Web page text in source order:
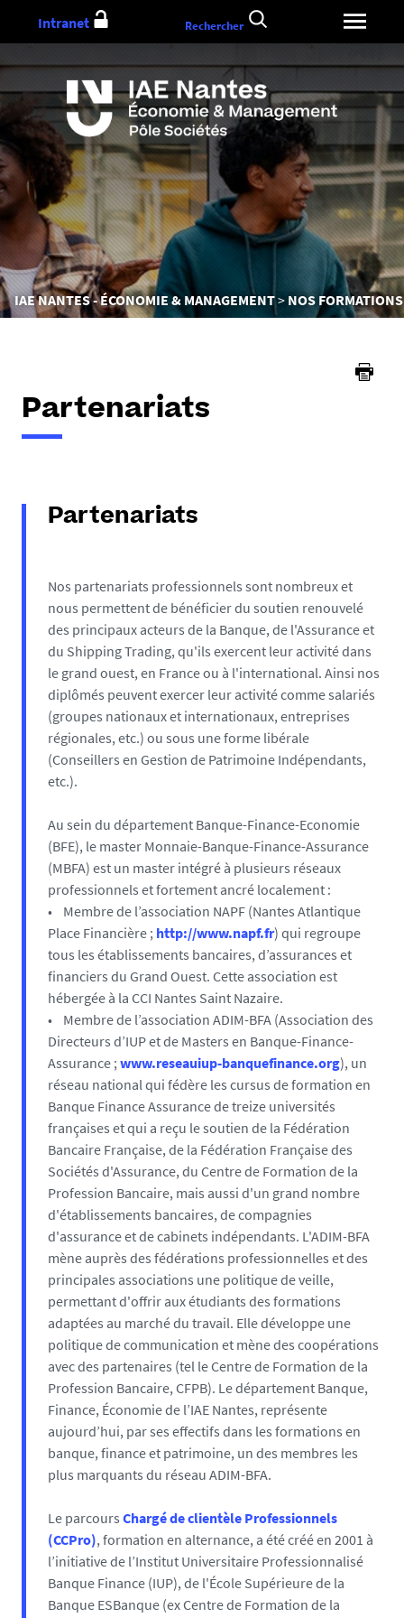
au
Vous
êtes
IAE NANTES - ÉCONOMIE & MANAGEMENT NOS FORMATIONS
Intranet Rechercher
Partenariats
Partenariats
Nos partenariats professionnels sont nombreux et
nous permettent de bénéficier du soutien renouvelé
des principaux acteurs de la Banque, de l'Assurance et
du Shipping Trading, qu'ils exercent leur activité dans
le grand ouest, en France ou à l'international. Ainsi nos
diplômés peuvent exercer leur activité comme salariés
(groupes nationaux et internationaux, entreprises
régionales, etc.) ou sous une forme libérale
(Conseillers en Gestion de Patrimoine Indépendants,
etc.).
Au sein du département Banque-Finance-Economie
(BFE), le master Monnaie-Banque-Finance-Assurance
(MBFA) est un master intégré à plusieurs réseaux
professionnels et fortement ancré localement :
• Membre de l’association NAPF (Nantes Atlantique
Place Financière ; http://www.napf.fr) qui regroupe
tous les établissements bancaires, d’assurances et
financiers du Grand Ouest. Cette association est
hébergée à la CCI Nantes Saint Nazaire.
• Membre de l’association ADIM-BFA (Association des
Directeurs d’IUP et de Masters en Banque-Finance-
Assurance ;www.reseauiup-banquefinance.org), un
réseau national qui fédère les cursus de formation en
Banque Finance Assurance de treize universités
françaises et qui a reçu le soutien de la Fédération
Bancaire Française, de la Fédération Française des
Sociétés d'Assurance, du Centre de Formation de la
Profession Bancaire, mais aussi d'un grand nombre
d'établissements bancaires, de compagnies
d'assurance et de cabinets indépendants. L'ADIM-BFA
mène auprès des fédérations professionnelles et des
principales associations une politique de veille,
permettant d'offrir aux étudiants des formations
adaptées au marché du travail. Elle développe une
politique de communication et mène des coopérations
avec des partenaires (tel le Centre de Formation de la
Profession Bancaire, CFPB). Le département Banque,
Finance, Économie de l’IAE Nantes, représente
aujourd’hui, par ses effectifs dans les formations en
banque, finance et patrimoine, un des membres les
plus marquants du réseau ADIM-BFA.
Le parcours Chargé de clientèle Professionnels
(CCPro), formation en alternance, a été créé en 2001 à
l’initiative de l’Institut Universitaire Professionnalisé
Banque Finance (IUP), de l'École Supérieure de la
Banque ESBanque (ex Centre de Formation de la